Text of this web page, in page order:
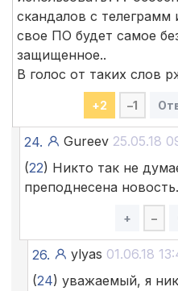
скандалов с
свое ПО будет самое
защищенное..
В голос от таких слов
+2 –1
24. Gureev 25.05.18
(22) Никто так не
преподнесена новость.
+ –
26. ylyas 01.06.18
(24) уважаемый, я